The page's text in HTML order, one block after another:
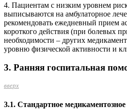
4. Пациентам с низким уровнем
выписываются на амбулаторное
рекомендовать ежедневный прием
короткого действия (при болевых
необходимости – других
уровню физической активности и
3. Ранняя госпитальная
вверх
3.1. Стандартное медикаментозное